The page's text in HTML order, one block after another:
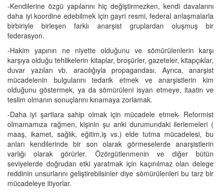
-Kendilerine özgü yapılarını hiç değiştirmezken, kendi davalarını
daha iyi koordine edebilmek için gayri resmi, federal anlaşmalarla
birbiriyle birleşen farklı anarşist gruplardan oluşmuş bir
federasyon.
-Hakim yapının ne niyette olduğunu ve sömürülenlerin karşı
karşıya olduğu tehlikelerin kitaplar, broşürler, gazeteler, kitapçıklar,
duvar yazıları vb. aracılığıyla propagandası. Ayrıca, anarşist
mücadelenin bulgularını tedarik etmek ve anarşistlerin kim
olduğunu göstermek, ya da sömürüleni isyan etmeye, itaatin ve
teslim olmanın sonuçlarını kınamaya zorlamak.
-Daha iyi şartlara sahip olmak için mücadele etmek- Reformist
olmamamıza rağmen, kişinin şu anki durumundaki ilerlemeleri (
maaş, ikamet, sağlık, eğitim,iş vs.) elde tutma mücadelesi, bu
anları kendilerinde bir son olarak görmeselerde anarşistlerin
varlığı olarak görürler. Özörgütlenmenin ve diğer bütün
seviyelerde doğrudan etki yaratmak için kaçınılmaz olan delege
reddinin unsurlarını geliştirebilsinler diye sömürülenleri bu tarz bir
mücadeleye itiyorlar.